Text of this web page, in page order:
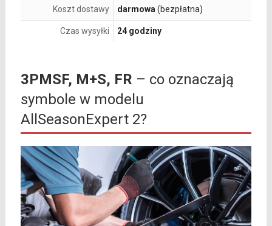
Koszt dostawy darmowa (bezpłatna)
Czas wysyłki 24 godziny
3PMSF, M+S, FR – co oznaczają
symbole w modelu
AllSeasonExpert 2?